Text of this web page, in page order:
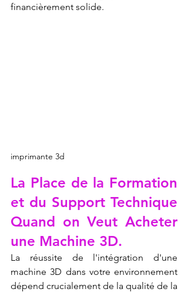
financièrement solide.
imprimante 3d
La Place de la Formation
et du Support Technique
Quand on Veut Acheter
une Machine 3D.
La réussite de l'intégration d'une
machine 3D dans votre environnement
dépend crucialement de la qualité de la